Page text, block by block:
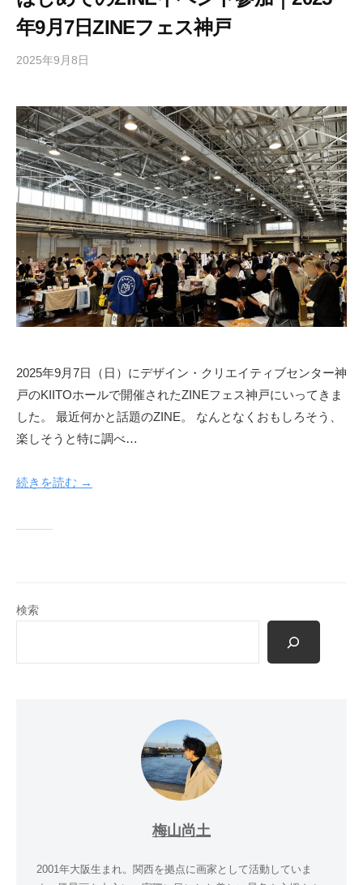
年9月7日ZINEフェス神戸
2025年9月8日
山
尚
土
2025年9月7日（日）にデザイン・クリエイティブセンター神
戸のKIITOホールで開催されたZINEフェス神戸にいってきま
した。 最近何かと話題のZINE。 なんとなくおもしろそう、
楽しそうと特に調べ…
続きを読む →
検索
梅山尚土
2001年大阪生まれ。関西を拠点に画家として活動していま